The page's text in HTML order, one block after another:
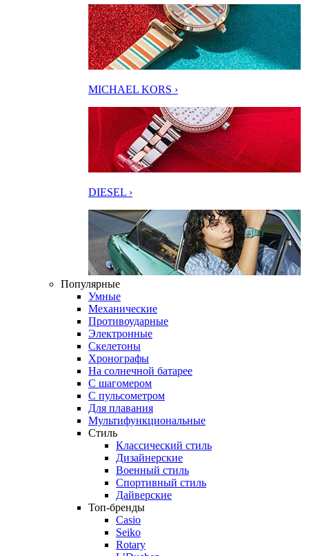
MICHAEL KORS ›
DIESEL ›
Популярные
Умные
Механические
Противоударные
Электронные
Скелетоны
Хронографы
На солнечной батарее
С шагомером
С пульсометром
Для плавания
Мультифункциональные
Стиль
Классический стиль
Дизайнерские
Военный стиль
Спортивный стиль
Дайверские
Топ-бренды
Casio
Seiko
Rotary